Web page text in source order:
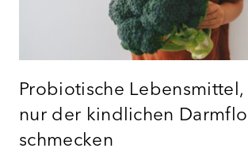
Probiotische
nur der kindlichen
schmecken